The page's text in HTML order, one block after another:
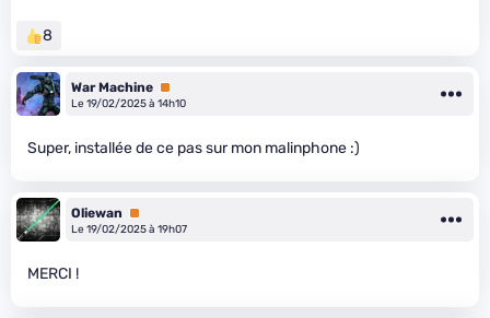
8
War Machine Premium
Le 19/02/2025 à 14h10
Super, installée de ce pas sur mon malinphone :)
Oliewan
Premium
Le 19/02/2025 à 19h07
MERCI !